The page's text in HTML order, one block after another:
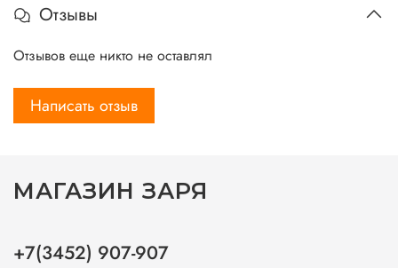
Отзывы
Отзывов еще никто не оставлял
Написать отзыв
МАГАЗИН ЗАРЯ
+7(3452) 907-907